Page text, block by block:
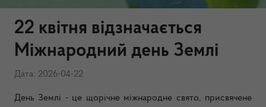
22 квітня відзначається
Міжнародний день Землі
Дата: 2026-04-22
День Землі - це щорічне міжнародне свято, присвячене